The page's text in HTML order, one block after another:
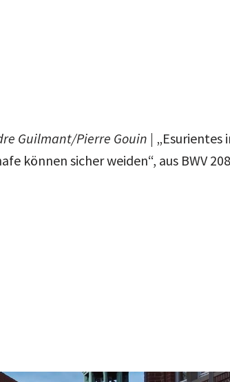
Guilmant/Pierre Gouin | „Esurientes
können sicher weiden“, aus BWV